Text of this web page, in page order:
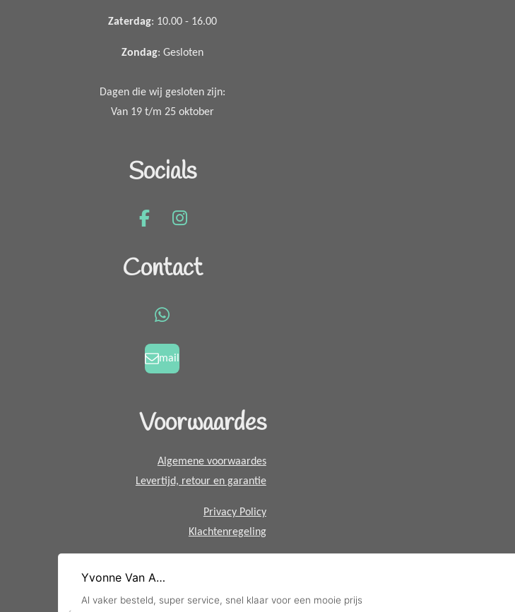
Zaterdag: 10.00 - 16.00
Zondag: Gesloten
Dagen die wij gesloten zijn:
Van 19 t/m 25 oktober
Socials
F
c
e
k
I
s
t
a
Contact
W
a
t
p
mail
Voorwaardes
Algemene voorwaardes
Levertijd, retour en garantie
Privacy Policy
Klachtenregeling